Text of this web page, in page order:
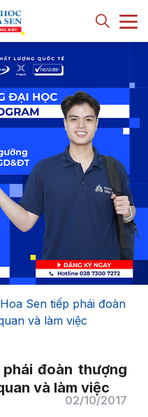
Sen tiếp phái đoàn
và làm việc
đoàn thượng
và làm việc
02/10/2017